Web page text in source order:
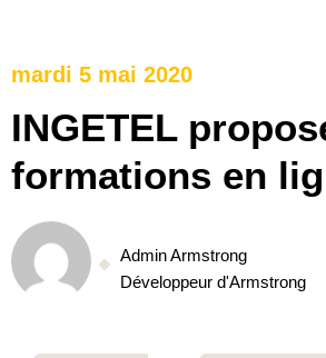
mardi 5 mai 2020
INGETEL
formations en
Admin Armstrong
Développeur d'Armstrong